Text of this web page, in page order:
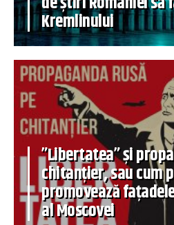
Kremlinului
”Libertatea” și
chitanțier, sau cum
promovează
al Moscovei